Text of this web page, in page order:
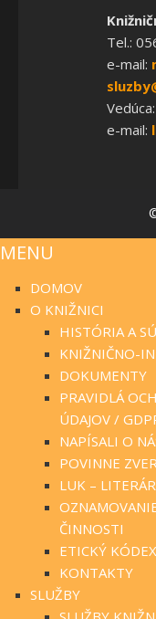
Tel.:
e-mail:
e-mail:
MENU
DOMOV
O KNIŽNICI
HISTÓRIA A
KNIŽNIČNO-
DOKUMENTY
PRAVIDLÁ
ÚDAJOV /
NAPÍSALI O
POVINNE
LUK –
ČINNOSTI
ETICKÝ KÓDEX
KONTAKTY
SLUŽBY